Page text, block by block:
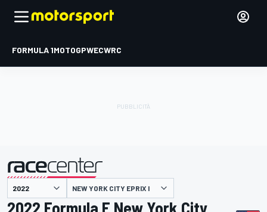
FORMULA 1MOTOGPWECWRC
presentato da NEW YORK CITY EPRIX I
2022 Formula E New York City